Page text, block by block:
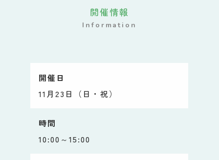
開催情報
Information
開催日
11月23日（日・祝）
時間
10:00～15:00